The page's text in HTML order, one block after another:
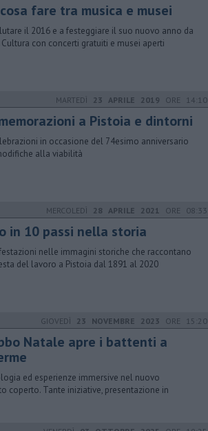
fare tra musica e musei
il 2016 e a festeggiare il suo nuovo anno da
con concerti gratuiti e musei aperti
MARTEDÌ 23 APRILE 2019 ORE 14:10
a Pistoia e dintorni
in occasione del 74esimo anniversario
alla viabilità
MERCOLEDÌ 28 APRILE 2021 ORE 08:33
in 10 passi nella storia
nelle immagini storiche che raccontano
del lavoro a Pistoia dal 1891 al 2020
GIOVEDÌ 23 NOVEMBRE 2023 ORE 15:20
Natale apre i battenti a
ed esperienze immersive nel nuovo
coperto. Tante iniziative, presentazione in